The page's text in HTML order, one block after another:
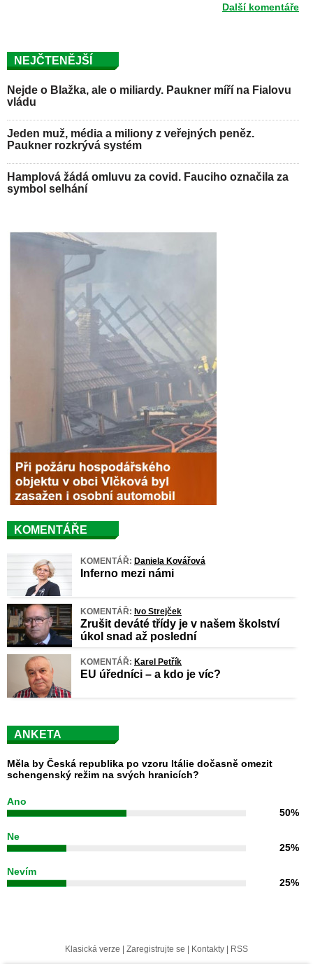
Další komentáře
NEJČTENĚJŠÍ
Nejde o Blažka, ale o miliardy. Paukner míří na Fialovu
vládu
Jeden muž, média a miliony z veřejných peněz.
Paukner rozkrývá systém
Hamplová žádá omluvu za covid. Fauciho označila za
symbol selhání
KOMENTÁŘE
KOMENTÁŘ: Daniela Kovářová
Inferno mezi námi
KOMENTÁŘ: Ivo Strejček
Zrušit deváté třídy je v našem školství
úkol snad až poslední
KOMENTÁŘ: Karel Petřík
EU úředníci – a kdo je víc?
ANKETA
Měla by Česká republika po vzoru Itálie dočasně omezit
schengenský režim na svých hranicích?
Ano
50%
Ne
25%
Nevím
25%
Klasická verze | Zaregistrujte se | Kontakty | RSS